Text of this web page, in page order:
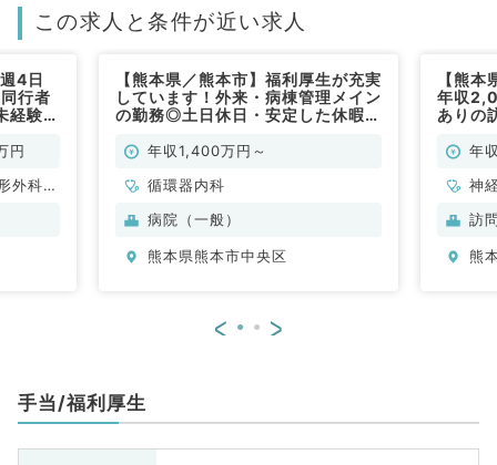
この求人と条件が近い求人
4日
行者
経験者
円
外科、
、大
外科
【熊本県／熊本市】福利厚生が充実
しています！外来・病棟管理メイン
の勤務◎土日休日・安定した休暇取
円（循環器内科／常勤）
年収1,400万円～
循環器内科
病院（一般）
熊本県熊本市中央区
【熊
年収
ありの
年
神
形
小
訪
熊
< >
手当/福利厚生